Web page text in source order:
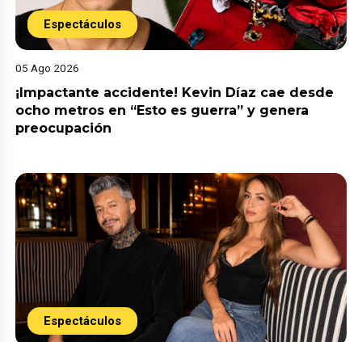
Espectáculos
05 Ago 2026
¡Impactante accidente! Kevin Díaz cae desde
ocho metros en “Esto es guerra” y genera
preocupación
Espectáculos